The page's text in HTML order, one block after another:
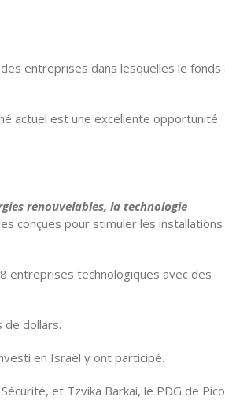
entreprises dans lesquelles le fonds
actuel est une excellente opportunité
renouvelables, la technologie
conçues pour stimuler les installations
entreprises technologiques avec des
de dollars.
en Israël y ont participé.
et Tzvika Barkai, le PDG de